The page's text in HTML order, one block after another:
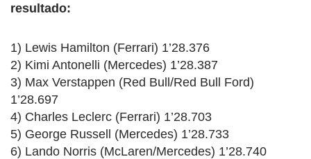
resultado:
1) Lewis Hamilton (Ferrari) 1’28.376
2) Kimi Antonelli (Mercedes) 1’28.387
3) Max Verstappen (Red Bull/Red Bull Ford)
1’28.697
4) Charles Leclerc (Ferrari) 1’28.703
5) George Russell (Mercedes) 1’28.733
6) Lando Norris (McLaren/Mercedes) 1’28.740